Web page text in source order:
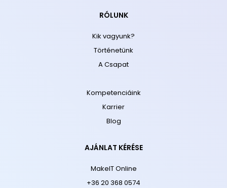
RÓLUNK
Kik vagyunk?
Történetünk
A Csapat
Kompetenciáink
Karrier
Blog
AJÁNLAT KÉRÉSE
MakeIT Online
+36 20 368 0574